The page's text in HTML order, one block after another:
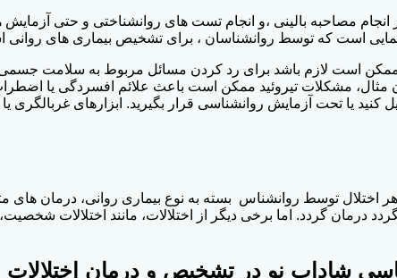
مصاحبه بالینی ،و انجام تست های روانشناختی و حتی آزمایش
ممکن است لازم باشد برای رد کردن مسائل مربوط به سلامت
مشکلات تیروئید ممکن است باعث علائم افسردگی یا
کنید یا تحت آزمایش روانشناسی قرار بگیرید. ابزارهای
اختلال توسط روانشناس بسته به نوع بیماری روانی، درمان
درمان گردد. اما برخی دیگر از اختلالات، مانند اختلالات
شاداب نو در تشخیص و درمان اختلالات